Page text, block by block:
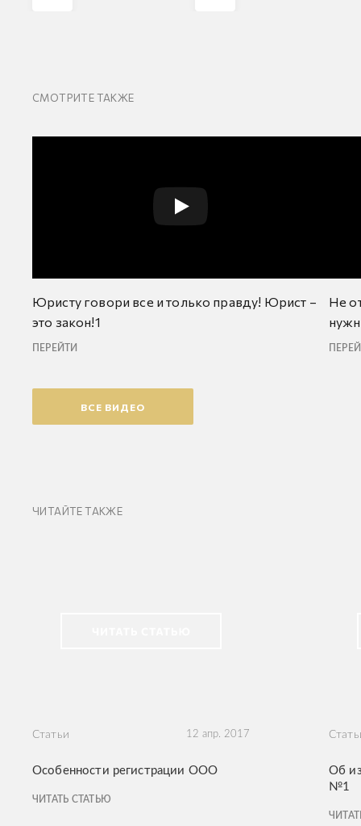
СМОТРИТЕ ТАКЖЕ
Юристу говори все и только правду! Юрист –
это закон!1
ПЕРЕЙТИ
Не
ВСЕ ВИДЕО
ЧИТАЙТЕ ТАКЖЕ
Статьи 12 апр. 2017
Особенности регистрации ООО
ЧИТАТЬ СТАТЬЮ
Об
№1